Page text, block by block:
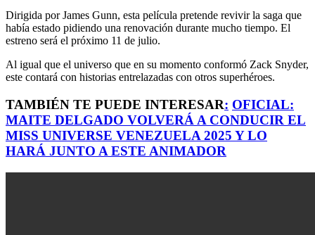
Dirigida por James Gunn, esta película pretende revivir la saga que
había estado pidiendo una renovación durante mucho tiempo. El
estreno será el próximo 11 de julio.
Al igual que el universo que en su momento conformó Zack Snyder,
este contará con historias entrelazadas con otros superhéroes.
TAMBIÉN TE PUEDE INTERESAR: OFICIAL:
MAITE DELGADO VOLVERÁ A CONDUCIR EL
MISS UNIVERSE VENEZUELA 2025 Y LO
HARÁ JUNTO A ESTE ANIMADOR